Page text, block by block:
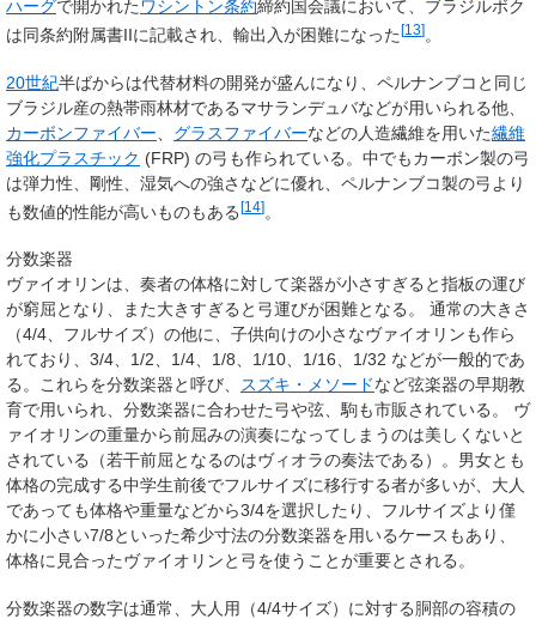
ハーグで開かれたワシントン条約締約国会議において、ブラジルボク
は同条約附属書IIに記載され、輸出入が困難になった[13]。
20世紀半ばからは代替材料の開発が盛んになり、ペルナンブコと同じ
ブラジル産の熱帯雨林材であるマサランデュバなどが用いられる他、
カーボンファイバー
グラスファイバーなどの人造繊維を用いた繊維
強化プラスチック (FRP) の弓も作られている。中でもカーボン製の弓
は弾力性、剛性、湿気への強さなどに優れ、ペルナンブコ製の弓より
も数値的性能が高いものもある[14]。
分数楽器
ヴァイオリンは、奏者の体格に対して楽器が小さすぎると指板の運び
が窮屈となり、また大きすぎると弓運びが困難となる。 通常の大きさ
（4/4、フルサイズ）の他に、子供向けの小さなヴァイオリンも作ら
れており、3/4、1/2、1/4、1/8、1/10、1/16、1/32 などが一般的であ
る。これらを分数楽器と呼び、 スズキ・メソードなど弦楽器の早期教
育で用いられ、分数楽器に合わせた弓や弦、駒も市販されている。 ヴ
ァイオリンの重量から前屈みの演奏になってしまうのは美しくないと
されている（若干前屈となるのはヴィオラの奏法である）。男女とも
体格の完成する中学生前後でフルサイズに移行する者が多いが、大人
であっても体格や重量などから3/4を選択したり、フルサイズより僅
かに小さい7/8といった希少寸法の分数楽器を用いるケースもあり、
体格に見合ったヴァイオリンと弓を使うことが重要とされる。
分数楽器の数字は通常、大人用（4/4サイズ）に対する胴部の容積の